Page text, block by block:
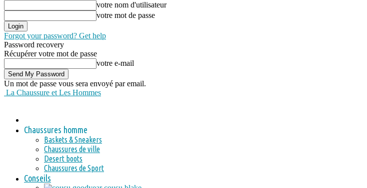
votre nom d'utilisateur
votre mot de passe
Forgot your password? Get help
Password recovery
Récupérer votre mot de passe
votre e-mail
Un mot de passe vous sera envoyé par email.
La Chaussure et Les Hommes
Chaussures homme
Baskets & Sneakers
Chaussures de ville
Desert boots
Chaussures de Sport
Conseils